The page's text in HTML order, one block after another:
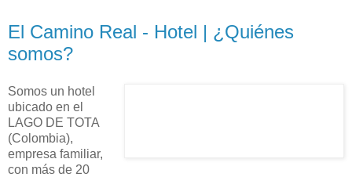
El Camino Real - Hotel | ¿Quiénes
somos?
Somos un hotel
ubicado en el
LAGO DE TOTA
(Colombia),
empresa familiar,
con más de 20